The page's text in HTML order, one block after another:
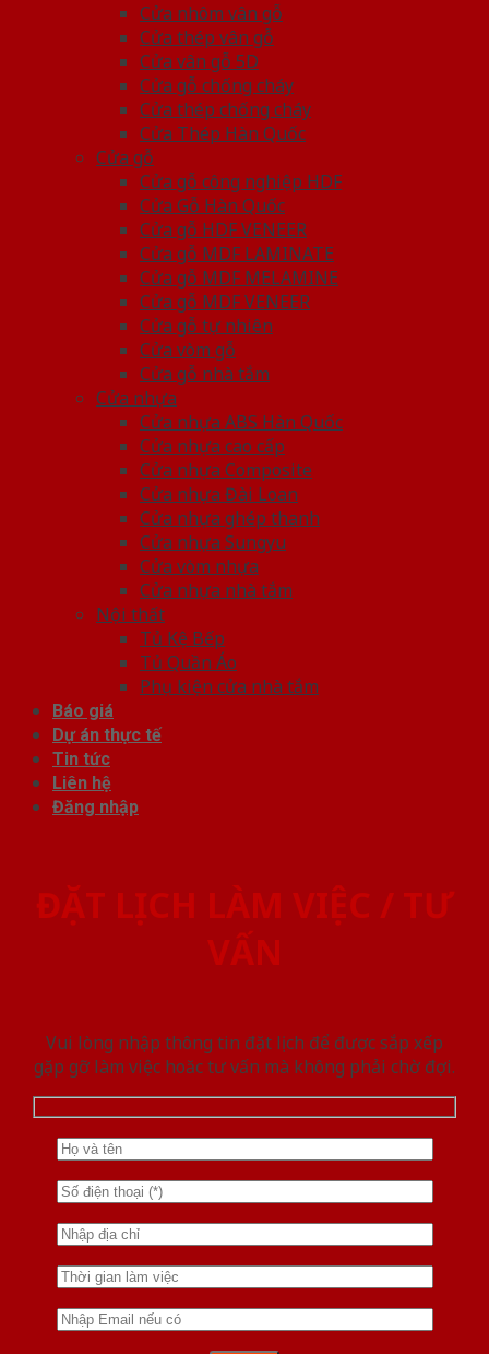
Cửa nhôm vân gỗ
Cửa thép vân gỗ
Cửa vân gỗ 5D
Cửa gỗ chống cháy
Cửa thép chống cháy
Cửa Thép Hàn Quốc
Cửa gỗ
Cửa gỗ công nghiệp HDF
Cửa Gỗ Hàn Quốc
Cửa gỗ HDF VENEER
Cửa gỗ MDF LAMINATE
Cửa gỗ MDF MELAMINE
Cửa gỗ MDF VENEER
Cửa gỗ tự nhiên
Cửa vòm gỗ
Cửa gỗ nhà tắm
Cửa nhựa
Cửa nhựa ABS Hàn Quốc
Cửa nhựa cao cấp
Cửa nhựa Composite
Cửa nhựa Đài Loan
Cửa nhựa ghép thanh
Cửa nhựa Sungyu
Cửa vòm nhựa
Cửa nhựa nhà tắm
Nội thất
Tủ Kệ Bếp
Tủ Quần Áo
Phụ kiện cửa nhà tắm
Báo giá
Dự án thực tế
Tin tức
Liên hệ
Đăng nhập
ĐẶT LỊCH LÀM VIỆC / TƯ
VẤN
Vui lòng nhập thông tin đặt lịch để được sắp xếp
gặp gỡ làm việc hoăc tư vấn mà không phải chờ đợi.